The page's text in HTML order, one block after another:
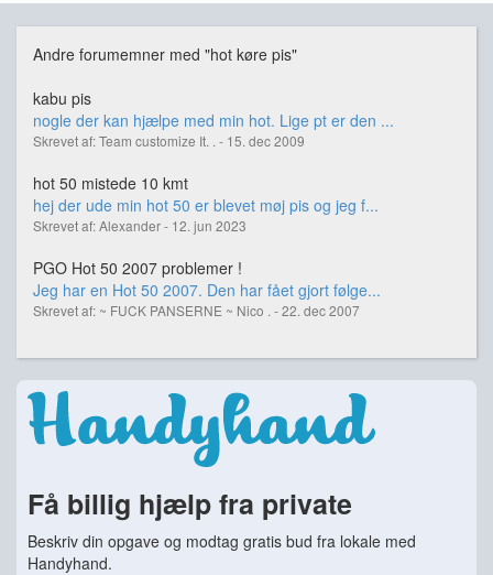
Andre forumemner med "hot køre pis"
kabu pis
nogle der kan hjælpe med min hot. Lige pt er den ...
Skrevet af: Team customize It. . - 15. dec 2009
hot 50 mistede 10 kmt
hej der ude min hot 50 er blevet møj pis og jeg f...
Skrevet af: Alexander - 12. jun 2023
PGO Hot 50 2007 problemer !
Jeg har en Hot 50 2007. Den har fået gjort følge...
Skrevet af: ~ FUCK PANSERNE ~ Nico . - 22. dec 2007
Få billig hjælp fra private
Beskriv din opgave og modtag gratis bud fra lokale med
Handyhand.